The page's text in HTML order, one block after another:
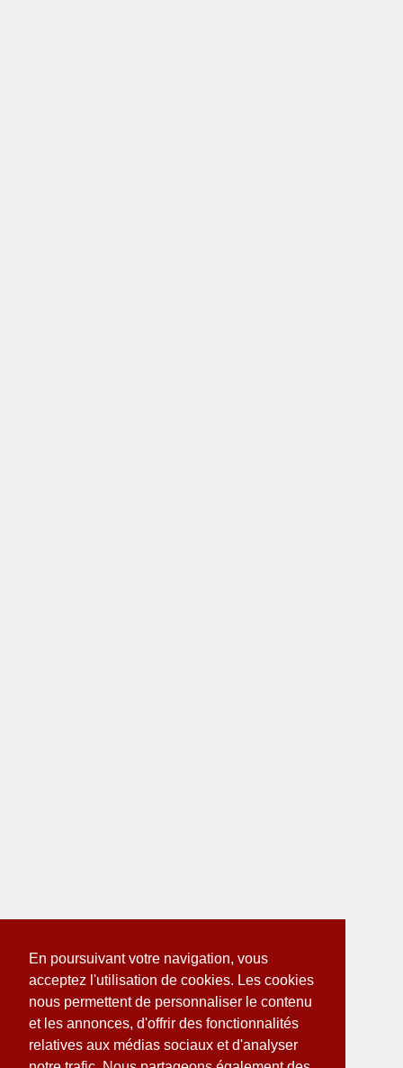
En poursuivant votre navigation, vous
acceptez l'utilisation de cookies. Les cookies
nous permettent de personnaliser le contenu
et les annonces, d'offrir des fonctionnalités
relatives aux médias sociaux et d'analyser